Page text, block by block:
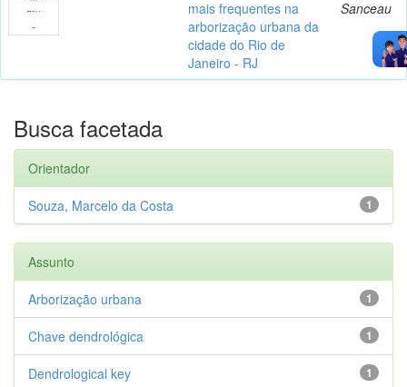
mais frequentes na
arborização urbana da
cidade do Rio de
Janeiro - RJ
Sanceau
Busca facetada
Orientador
1
Souza, Marcelo da Costa
Assunto
1
Arborização urbana
1
Chave dendrológica
1
Dendrological key